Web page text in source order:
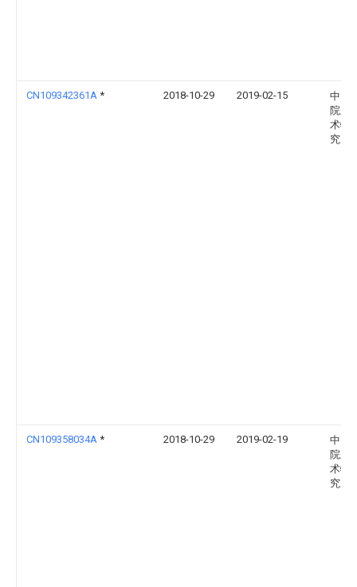
CN109342361A * 2018-10-29 2019-02-15
中国
院上
术物
究所
CN109358034A * 2018-10-29 2019-02-19
中国
院上
术物
究所